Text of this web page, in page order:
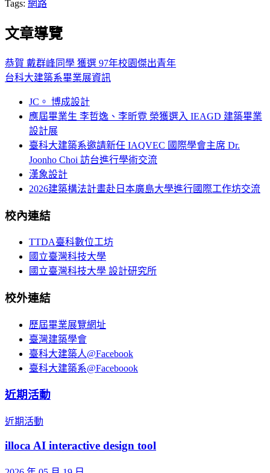
Tags: 網路
文章導覽
恭賀 戴群峰同學 獲選 97年校園傑出青年
台科大建築系畢業展資訊
JC。 博成設計
應屆畢業生 李哲逸、李昕霓 榮獲選入 IEAGD 建築畢業
設計展
臺科大建築系邀請新任 IAQVEC 國際學會主席 Dr.
Joonho Choi 訪台進行學術交流
漢象設計
2026建築構法計畫赴日本廣島大學進行國際工作坊交流
校內連結
TTDA臺科數位工坊
國立臺灣科技大學
國立臺灣科技大學 設計研究所
校外連結
歷屆畢業展覽網址
臺灣建築學會
臺科大建築人@Facebook
臺科大建築系@Faceboook
近期活動
近期活動
illoca AI interactive design tool